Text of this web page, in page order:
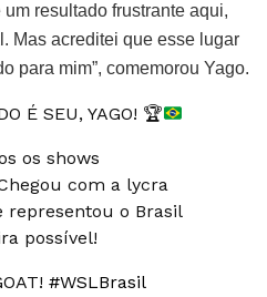
resultado frustrante aqui,
Mas acreditei que esse lugar
para mim”, comemorou Yago.
É SEU, YAGO! 🏆
os shows
com a lycra
representou o Brasil
possível!
#WSLBrasil